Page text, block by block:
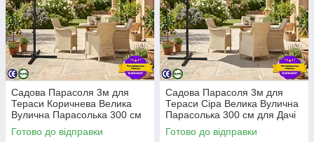
Садова Парасоля 3м для
Тераси Коричнева Велика
Вулична Парасолька 300 см
для Дачі та Саду Розкладна
4Points Sunny
Готово до відправки
Садова Парасоля 3м для
Тераси Сіра Велика Вулична
Парасолька 300 см для Дачі
та Саду Розкладна 4Points
Sunny
Готово до відправки